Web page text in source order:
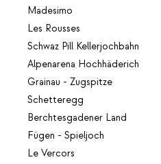
Madesimo
Les Rousses
Schwaz Pill Kellerjochbahn
Alpenarena Hochhäderich
Grainau - Zugspitze
Schetteregg
Berchtesgadener Land
Fügen - Spieljoch
Le Vercors